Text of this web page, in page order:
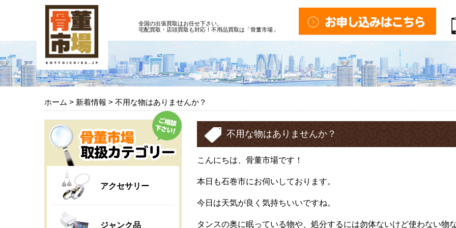
全国の出張買取はお任せ下さい。
宅配買取・店頭買取も対応！不用品買取は「骨董市場」
ホーム > 新着情報 > 不用な物はありませんか？
アクセサリー
ジャンク品
不用な物はありませんか？
こんにちは、骨董市場です！
本日も石巻市にお伺いしております。
今日は天気が良く気持ちいいですね。
タンスの奥に眠っている物や、処分するには勿体ないけど使わない物